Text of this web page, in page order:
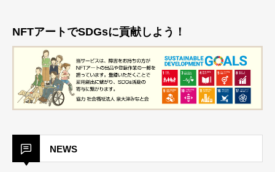
NFTアートでSDGsに貢献しよう！
NEWS